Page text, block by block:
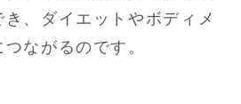
、ダイエットやボディメ
ながるのです。